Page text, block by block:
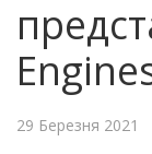
29 Березня 2021